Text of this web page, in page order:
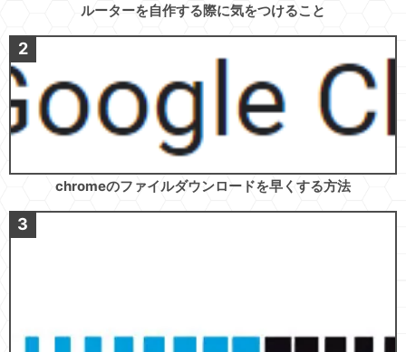
ルーターを自作する際に気をつけること
chromeのファイルダウンロードを早くする方法